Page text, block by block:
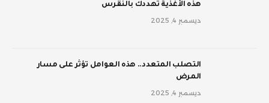
‫هذه الأغذية تهددك بالنقرس
ديسمبر 4, 2025
‫التصلب المتعدد.. هذه العوامل تؤثر على مسار
المرض
ديسمبر 4, 2025